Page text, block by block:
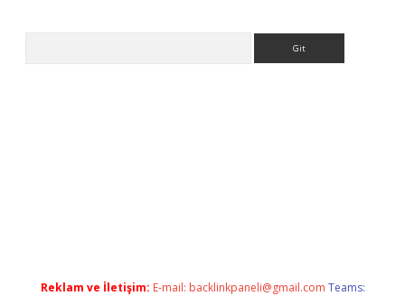
Reklam ve İletişim: E-mail: backlinkpaneli@gmail.com Teams: